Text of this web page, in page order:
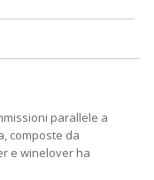
parallele a
composte da
e winelover ha